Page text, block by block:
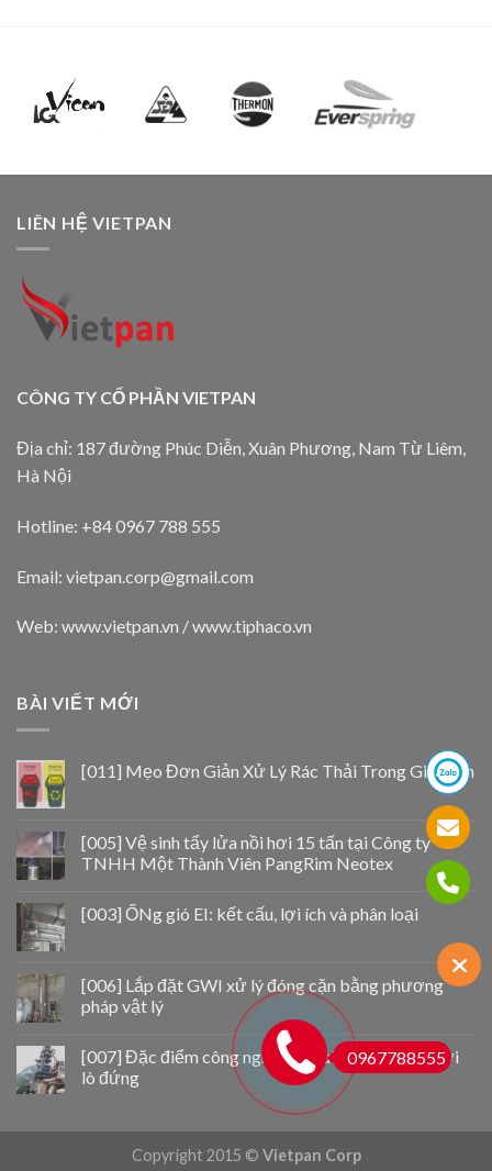
LIÊN HỆ VIETPAN
CÔNG TY CỔ PHẦN VIETPAN
Địa chỉ: 187 đường Phúc Diễn, Xuân Phương, Nam Từ Liêm,
Hà Nội
Hotline: +84 0967 788 555
Email: vietpan.corp@gmail.com
Web: www.vietpan.vn / www.tiphaco.vn
BÀI VIẾT MỚI
[011] Mẹo Đơn Giản Xử Lý Rác Thải Trong Gia Đình
[005] Vệ sinh tẩy lửa nồi hơi 15 tấn tại Công ty
TNHH Một Thành Viên PangRim Neotex
[003] ỐNg gió EI: kết cấu, lợi ích và phân loại
[006] Lắp đặt GWI xử lý đóng cặn bằng phương
pháp vật lý
[007] Đặc điểm công nghệ sản xuất vôi lò quay với
lò đứng
Copyright 2015 © Vietpan Corp
0967788555